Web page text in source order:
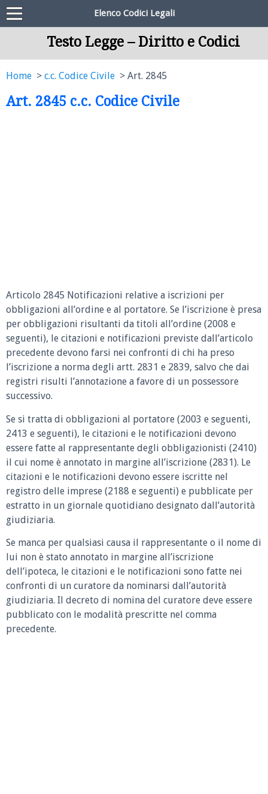
Elenco Codici Legali
Testo Legge – Diritto e Codici
Home c.c. Codice Civile Art. 2845
Art. 2845 c.c. Codice Civile
Articolo 2845 Notificazioni relative a iscrizioni per
obbligazioni all’ordine e al portatore. Se l’iscrizione è presa
per obbligazioni risultanti da titoli all’ordine (2008 e
seguenti), le citazioni e notificazioni previste dall’articolo
precedente devono farsi nei confronti di chi ha preso
l’iscrizione a norma degli artt. 2831 e 2839, salvo che dai
registri risulti l’annotazione a favore di un possessore
successivo.
Se si tratta di obbligazioni al portatore (2003 e seguenti,
2413 e seguenti), le citazioni e le notificazioni devono
essere fatte al rappresentante degli obbligazionisti (2410)
il cui nome è annotato in margine all’iscrizione (2831). Le
citazioni e le notificazioni devono essere iscritte nel
registro delle imprese (2188 e seguenti) e pubblicate per
estratto in un giornale quotidiano designato dall’autorità
giudiziaria.
Se manca per qualsiasi causa il rappresentante o il nome di
lui non è stato annotato in margine all’iscrizione
dell’ipoteca, le citazioni e le notificazioni sono fatte nei
confronti di un curatore da nominarsi dall’autorità
giudiziaria. Il decreto di nomina del curatore deve essere
pubblicato con le modalità prescritte nel comma
precedente.